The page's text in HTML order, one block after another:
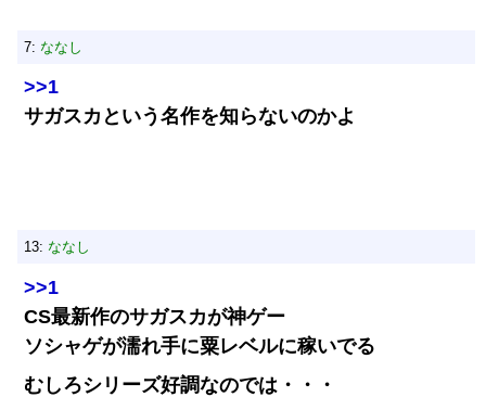
7: ななし
>>1
サガスカという名作を知らないのかよ
13: ななし
>>1
CS最新作のサガスカが神ゲー
ソシャゲが濡れ手に粟レベルに稼いでる
むしろシリーズ好調なのでは・・・